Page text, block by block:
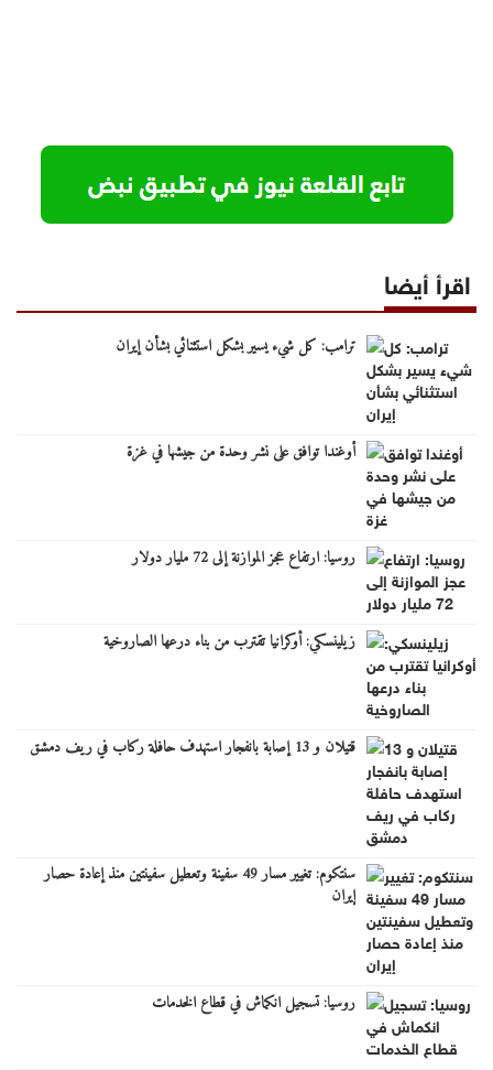
اقرأ أيضا
ترامب: كل شيء يسير بشكل استثنائي بشأن إيران
أوغندا توافق على نشر وحدة من جيشها في غزة
روسيا: ارتفاع عجز الموازنة إلى 72 مليار دولار
زيلينسكي: أوكرانيا تقترب من بناء درعها الصاروخية
قتيلان و 13 إصابة بانفجار استهدف حافلة ركاب في ريف دمشق
سنتكوم: تغيير مسار 49 سفينة وتعطيل سفينتين منذ إعادة حصار
إيران
روسيا: تسجيل انكماش في قطاع الخدمات